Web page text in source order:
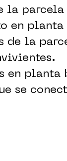
parcela
en planta
de la
en planta
se